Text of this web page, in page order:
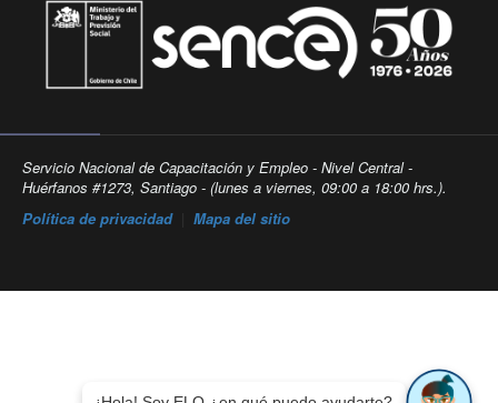
Servicio Nacional de Capacitación y Empleo - Nivel Central -
Huérfanos #1273, Santiago - (lunes a viernes, 09:00 a 18:00 hrs.).
Política de privacidad| Mapa del sitio